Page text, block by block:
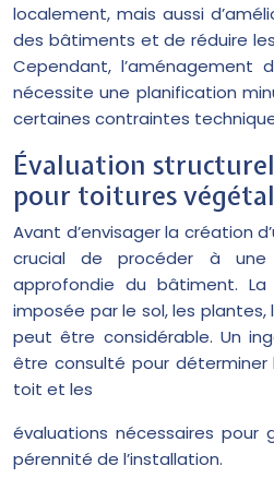
localement, mais aussi
des bâtiments et de réduire
Cependant, l’aménagement
nécessite une planification
certaines contraintes
Évaluation
pour toitures
Avant d’envisager la création
crucial de procéder à une
approfondie du bâtiment. La
imposée par le sol, les
peut être considérable. Un
être consulté pour
toit et les
évaluations nécessaires
pérennité de l’installation.